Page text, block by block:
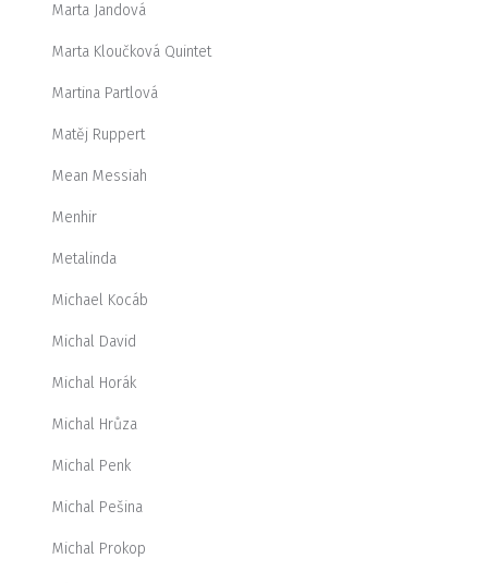
Marta Jandová
Marta Kloučková Quintet
Martina Partlová
Matěj Ruppert
Mean Messiah
Menhir
Metalinda
Michael Kocáb
Michal David
Michal Horák
Michal Hrůza
Michal Penk
Michal Pešina
Michal Prokop